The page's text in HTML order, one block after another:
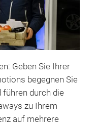
Geben Sie Ihrer
begegnen Sie
führen durch die
zu Ihrem
auf mehrere